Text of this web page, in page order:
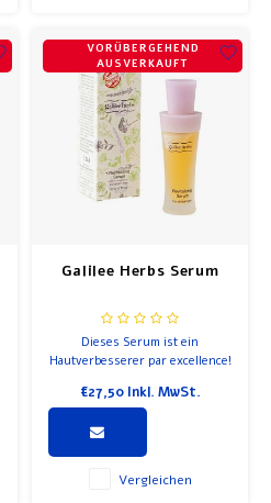
VORÜBERGEHEND
AUSVERKAUFT
Galilee Herbs Serum
Dieses Serum ist ein
Hautverbesserer par excellence!
und Aromaölen kräftigt und
pflegt und ist eine
Energiequelle für die Haut.
€27,50Inkl. MwSt.
Vergleichen